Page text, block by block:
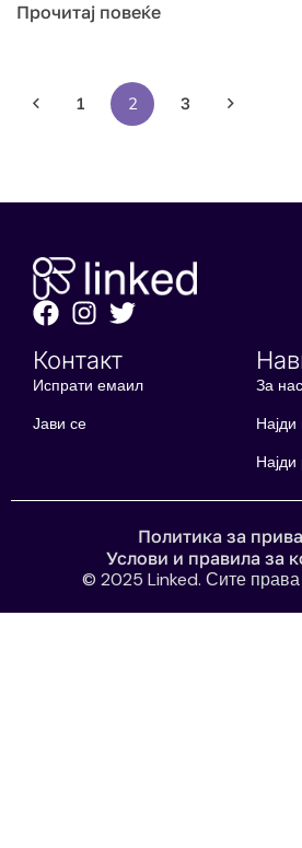
Прочитај повеќе
1 2 3
Контакт
Испрати емаил
Јави се
За нас
Најди
Најди
Политика за
Услови и правила за
© 2025 Linked. Сите права